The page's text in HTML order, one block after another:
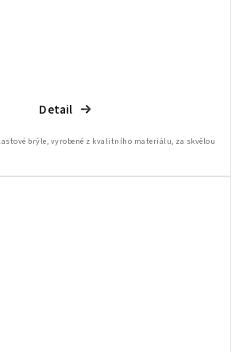
Detail
brýle, vyrobené z kvalitního materiálu, za skvělou